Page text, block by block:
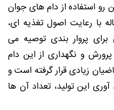
استفاده از دام های جوان
با رعایت اصول تغذیه ای،
پروار بندی توصیه می
و نگهداری از این دام
زیادی قرار گرفته است و
این تولید، تعداد آن ها